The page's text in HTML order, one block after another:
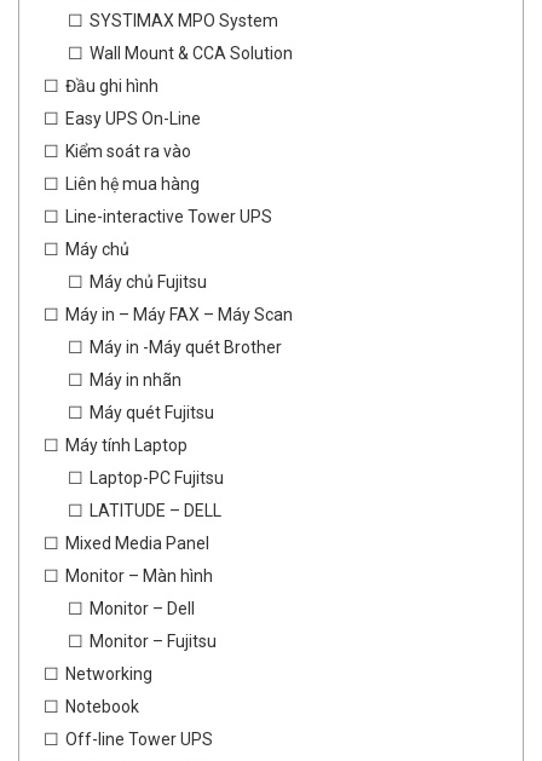
SYSTIMAX MPO System
Wall Mount & CCA Solution
Đầu ghi hình
Easy UPS On-Line
Kiểm soát ra vào
Liên hệ mua hàng
Line-interactive Tower UPS
Máy chủ
Máy chủ Fujitsu
Máy in – Máy FAX – Máy Scan
Máy in -Máy quét Brother
Máy in nhãn
Máy quét Fujitsu
Máy tính Laptop
Laptop-PC Fujitsu
LATITUDE – DELL
Mixed Media Panel
Monitor – Màn hình
Monitor – Dell
Monitor – Fujitsu
Networking
Notebook
Off-line Tower UPS